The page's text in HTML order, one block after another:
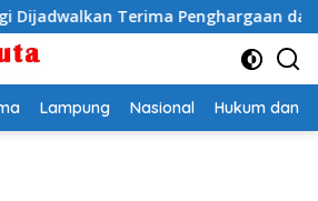
Penghargaan dari HKBP
Lampung Nasional Hukum dan